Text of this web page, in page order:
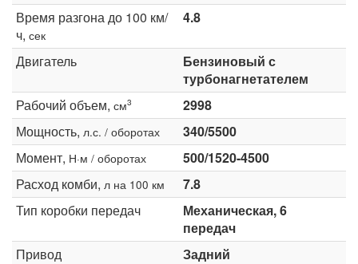
Время разгона до 100 км/
ч, сек
4.8
Двигатель
Бензиновый с
турбонагнетателем
Рабочий объем, см3
2998
Мощность, л.с. / оборотах
340/5500
Момент, Н·м / оборотах
500/1520-4500
Расход комби, л на 100 км
7.8
Тип коробки передач
Механическая, 6
передач
Привод
Задний